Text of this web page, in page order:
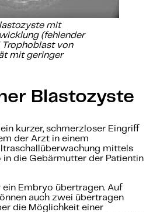
mit
(fehlender
von
mit geringer
Blastozyste
kurzer, schmerzloser Eingriff
der Arzt in einem
mittels
in die Gebärmutter der Patientin
Embryo übertragen. Auf
auch zwei übertragen
die Möglichkeit einer